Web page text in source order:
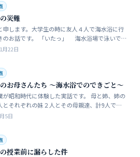
災難
します。大学生の時に友人４人で海水浴に行
「いたっ」 海水浴場で泳いで
友人のしいなが空瓶で足を切っちゃったんで
月22日
お母さんたち 〜海水浴でのできごと〜
が昭和時代に体験した実話です。 母と姉、姉の
とそれぞれの妹２人とその母親達、計9人で海
きました。当時、僕はS学５年生で姉の美香はC
5日
授業前に漏らした件